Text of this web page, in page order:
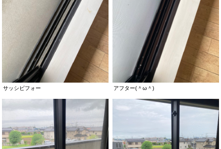
サッシビフォー アフター(＾ω＾)